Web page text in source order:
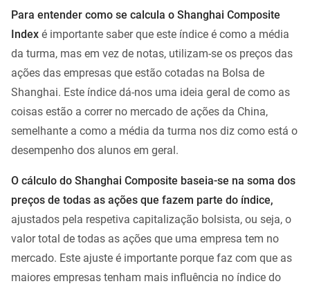
Para entender como se calcula o Shanghai Composite
Index é importante saber que este índice é como a média
da turma, mas em vez de notas, utilizam-se os preços das
ações das empresas que estão cotadas na Bolsa de
Shanghai. Este índice dá-nos uma ideia geral de como as
coisas estão a correr no mercado de ações da China,
semelhante a como a média da turma nos diz como está o
desempenho dos alunos em geral.
O cálculo do Shanghai Composite baseia-se na soma dos
preços de todas as ações que fazem parte do índice,
ajustados pela respetiva capitalização bolsista, ou seja, o
valor total de todas as ações que uma empresa tem no
mercado. Este ajuste é importante porque faz com que as
maiores empresas tenham mais influência no índice do